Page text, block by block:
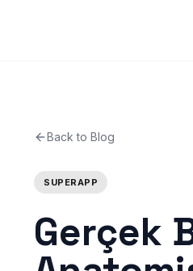
Back to Blog
SUPERAPP
Gerçek